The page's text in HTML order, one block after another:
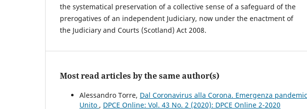
the systematical preservation of a collective sense of a safeguard of the
prerogatives of an independent Judiciary, now under the enactment of
the Judiciary and Courts (Scotland) Act 2008.
Most read articles by the same author(s)
Alessandro Torre, Dal Coronavirus alla Corona. Emergenza
Unito , DPCE Online: Vol. 43 No. 2 (2020): DPCE Online 2-2020